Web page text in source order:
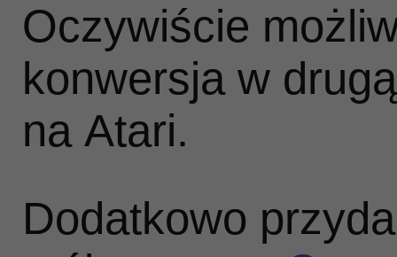
Oczywiście
konwersja w
na Atari.
Dodatkowo